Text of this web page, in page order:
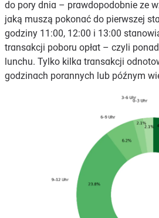
do pory dnia – prawdopodobnie ze
jaką muszą pokonać do pierwszej
godziny 11:00, 12:00 i 13:00
transakcji poboru opłat – czyli
lunchu. Tylko kilka transakcji
godzinach porannych lub późnym